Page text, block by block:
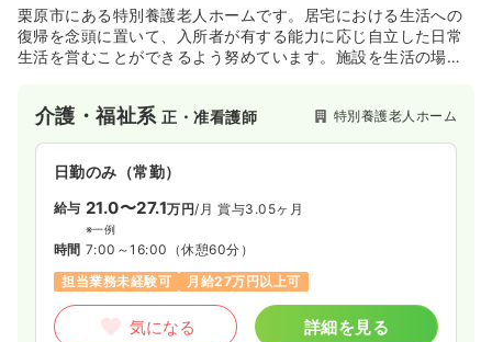
栗原市にある特別養護老人ホームです。居宅における生活への
復帰を念頭に置いて、入所者が有する能力に応じ自立した日常
生活を営むことができるよう努めています。施設を生活の場と
介護・福祉系正・准看護師 特別養護老人ホーム
日勤のみ（常勤）
給与 21.0〜27.1万円/月 賞与3.05ヶ月
※一例
時間 7:00～16:00 （休憩60分）
担当業務未経験可
月給27万円以上可
気になる 詳細を見る